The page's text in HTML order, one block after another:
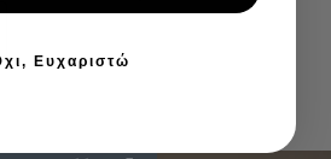
Ευχαριστώ